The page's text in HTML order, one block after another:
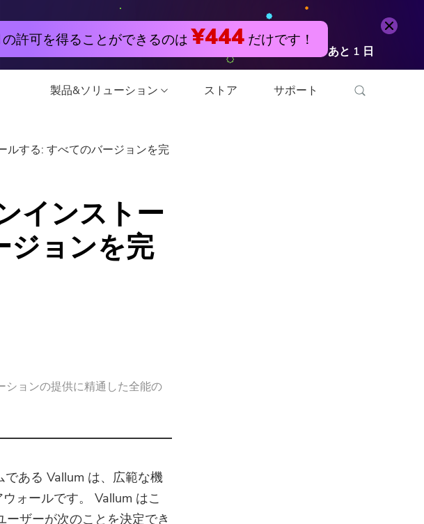
許可を得ることができるのは ¥444 だけです！
あと 1 日
製品&ソリューション
無料動画エディタ
無料写真コンプレッサー
ストア サポート
無料試用 今すぐ購入
ルする: すべてのバージョンを完
インストー
ジョンを完
ションの提供に精通した全能の
ある Vallum は、広範な機
ォールです。 Vallum はこ
ザーが次のことを決定でき